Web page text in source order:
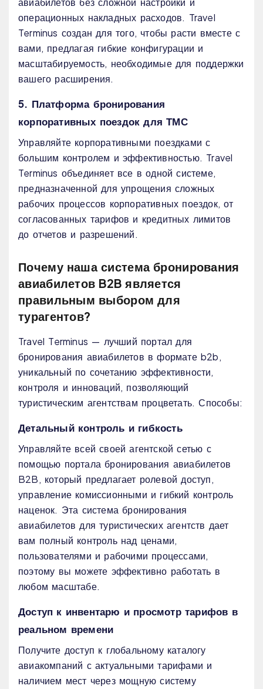
операционных накладных расходов. Travel
Terminus создан для того, чтобы расти вместе с
вами, предлагая гибкие конфигурации и
масштабируемость, необходимые для поддержки
вашего расширения.
5. Платформа бронирования
корпоративных поездок для ТМС
Управляйте корпоративными поездками с
большим контролем и эффективностью. Travel
Terminus объединяет все в одной системе,
предназначенной для упрощения сложных
рабочих процессов корпоративных поездок, от
согласованных тарифов и кредитных лимитов
до отчетов и разрешений.
Почему наша система бронирования
авиабилетов B2B является
правильным выбором для
турагентов?
Travel Terminus — лучший портал для
бронирования авиабилетов в формате b2b,
уникальный по сочетанию эффективности,
контроля и инноваций, позволяющий
туристическим агентствам процветать. Способы:
Детальный контроль и гибкость
Управляйте всей своей агентской сетью с
помощью портала бронирования авиабилетов
B2B, который предлагает ролевой доступ,
управление комиссионными и гибкий контроль
наценок. Эта система бронирования
авиабилетов для туристических агентств дает
вам полный контроль над ценами,
пользователями и рабочими процессами,
поэтому вы можете эффективно работать в
любом масштабе.
Доступ к инвентарю и просмотр тарифов в
реальном времени
Получите доступ к глобальному каталогу
авиакомпаний с актуальными тарифами и
наличием мест через мощную систему